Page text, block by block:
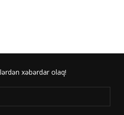
xəbərdar olaq!